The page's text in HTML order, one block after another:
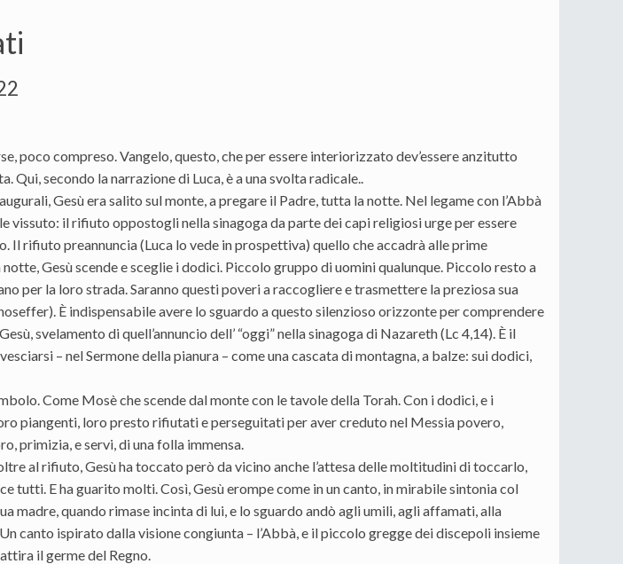
poco compreso. Vangelo, questo, che per essere interiorizzato dev’essere anzitutto
Qui, secondo la narrazione di Luca, è a una svolta radicale..
Gesù era salito sul monte, a pregare il Padre, tutta la notte. Nel legame con l’Abbà
vissuto: il rifiuto oppostogli nella sinagoga da parte dei capi religiosi urge per essere
Il rifiuto preannuncia (Luca lo vede in prospettiva) quello che accadrà alle prime
Gesù scende e sceglie i dodici. Piccolo gruppo di uomini qualunque. Piccolo resto a
per la loro strada. Saranno questi poveri a raccogliere e trasmettere la preziosa sua
È indispensabile avere lo sguardo a questo silenzioso orizzonte per comprendere
svelamento di quell’annuncio dell’ “oggi” nella sinagoga di Nazareth (Lc 4,14). È il
– nel Sermone della pianura – come una cascata di montagna, a balze: sui dodici,
Come Mosè che scende dal monte con le tavole della Torah. Con i dodici, e i
piangenti, loro presto rifiutati e perseguitati per aver creduto nel Messia povero,
primizia, e servi, di una folla immensa.
al rifiuto, Gesù ha toccato però da vicino anche l’attesa delle moltitudini di toccarlo,
tutti. E ha guarito molti. Così, Gesù erompe come in un canto, in mirabile sintonia col
madre, quando rimase incinta di lui, e lo sguardo andò agli umili, agli affamati, alla
canto ispirato dalla visione congiunta – l’Abbà, e il piccolo gregge dei discepoli insieme
il germe del Regno.